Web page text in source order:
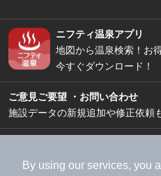
By using our services, you
ニフティ温泉アプリ
地図から温泉検索！お
今すぐダウンロード！
ご意見ご要望 ・お問い合わせ
施設データの新規追加や修正依頼
加盟店募集（資料請求